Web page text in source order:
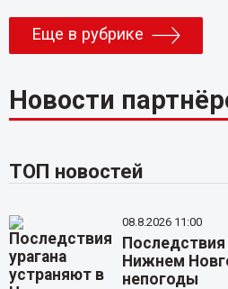
Еще в рубрике
Новости
ТОП новостей
08.8.2026 11:00
Последствия
Нижнем
непогоды